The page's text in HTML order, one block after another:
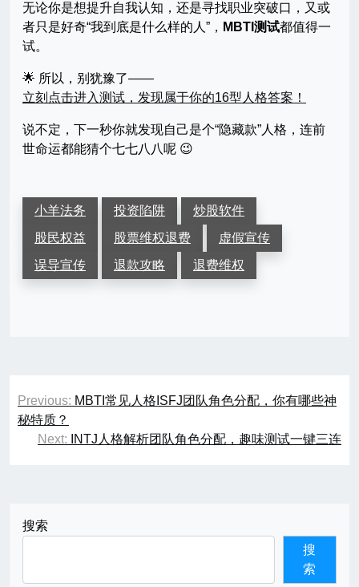
无论你是想提升自我认知，还是寻找职业突破口，又或
者只是好奇“我到底是什么样的人”， MBTI测试都值得一
试。
🌟 所以，别犹豫了——
立刻点击进入测试，发现属于你的16型人格答案！
说不定，下一秒你就发现自己是个“隐藏款”人格，连前
世命运都能猜个七七八八呢 😉
小羊法务 投资陷阱
炒股软件
股民权益
股票维权退费
虚假宣传
误导宣传
退款攻略 退费维权
文
章
Previous: MBTI常见人格ISFJ团队角色分配，你有哪些神
秘特质？
Next:
INTJ人格解析团队角色分配，趣味测试一键三连
搜索
搜
索